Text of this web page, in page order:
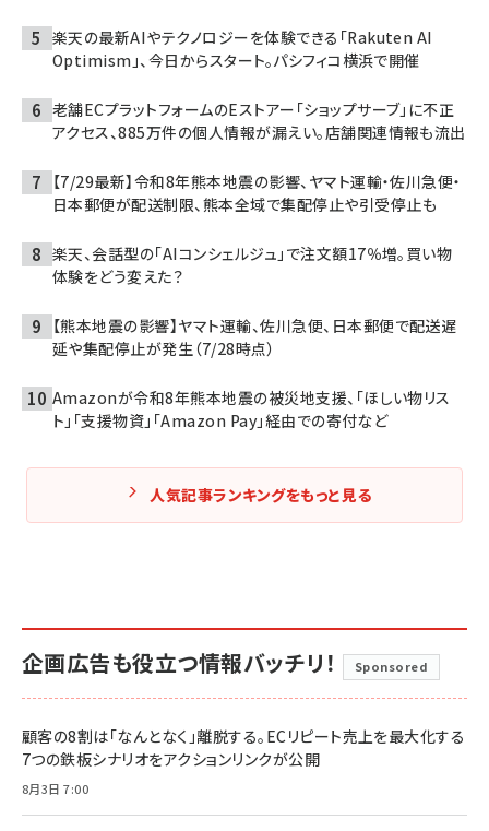
楽天の最新AIやテクノロジーを体験できる「Rakuten AI
Optimism」、今日からスタート。パシフィコ横浜で開催
老舗ECプラットフォームのEストアー「ショップサーブ」に不正
アクセス、885万件の個人情報が漏えい。店舗関連情報も流出
【7/29最新】令和8年熊本地震の影響、ヤマト運輸・佐川急便・
日本郵便が配送制限、熊本全域で集配停止や引受停止も
楽天、会話型の「AIコンシェルジュ」で注文額17％増。買い物
体験をどう変えた？
【熊本地震の影響】ヤマト運輸、佐川急便、日本郵便で配送遅
延や集配停止が発生（7/28時点）
Amazonが令和8年熊本地震の被災地支援、「ほしい物リス
ト」「支援物資」「Amazon Pay」経由での寄付など
人気記事ランキングをもっと見る
企画広告も役立つ情報バッチリ！ Sponsored
顧客の8割は「なんとなく」離脱する。ECリピート売上を最大化する
7つの鉄板シナリオをアクションリンクが公開
8月3日 7:00